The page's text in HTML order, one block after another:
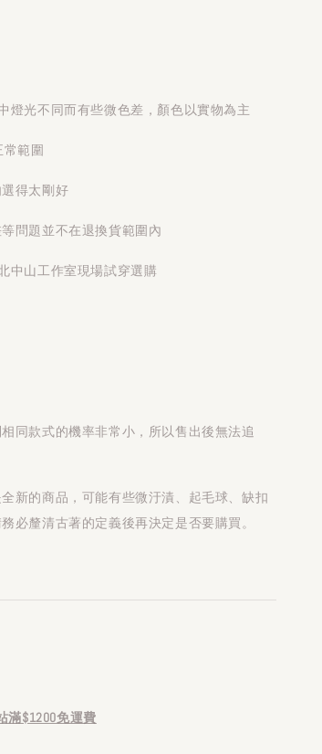
燈光不同而有些微色差，顏色以實物為主
常範圍
得太剛好
問題並不在退換貨範圍內
中山工作室現場試穿選購
同款式的機率非常小，所以售出後無法追
新的商品，可能有些微汙漬、起毛球、缺扣
必釐清古著的定義後再決定是否要購買。
滿$1200免運費